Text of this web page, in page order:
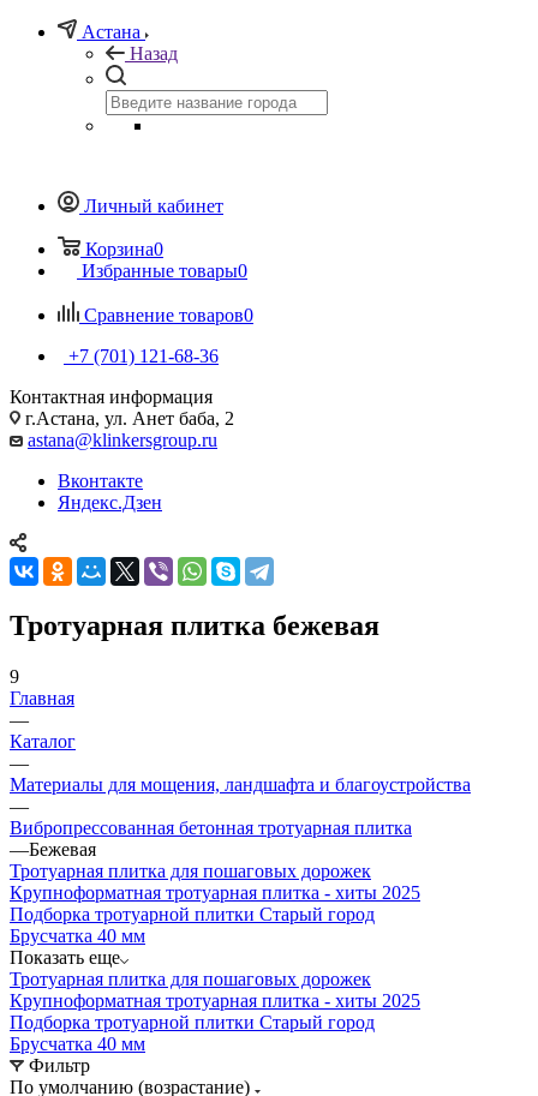
Астана
Назад
Личный кабинет
Корзина0
Избранные товары0
Сравнение товаров0
+7 (701) 121-68-36
Контактная информация
г.Астана, ул. Анет баба, 2
astana@klinkersgroup.ru
Вконтакте
Яндекс.Дзен
Тротуарная плитка бежевая
9
Главная
—
Каталог
—
Материалы для мощения, ландшафта и благоустройства
—
Вибропрессованная бетонная тротуарная плитка
—Бежевая
Тротуарная плитка для пошаговых дорожек
Крупноформатная тротуарная плитка - хиты 2025
Подборка тротуарной плитки Старый город
Брусчатка 40 мм
Показать еще
Тротуарная плитка для пошаговых дорожек
Крупноформатная тротуарная плитка - хиты 2025
Подборка тротуарной плитки Старый город
Брусчатка 40 мм
Фильтр
По умолчанию (возрастание)